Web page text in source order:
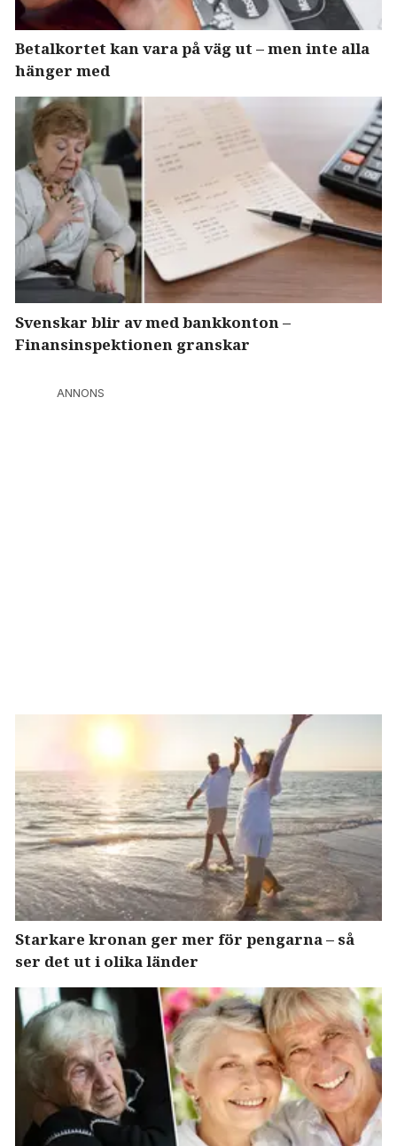
Betalkortet kan vara på väg ut – men inte alla
hänger med
Svenskar blir av med bankkonton –
Finansinspektionen granskar
ANNONS
Starkare kronan ger mer för pengarna – så
ser det ut i olika länder